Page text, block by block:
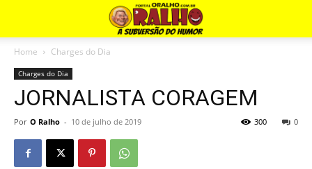
Home Charges do Dia
Charges do Dia
JORNALISTA CORAGEM
Por O Ralho - 10 de julho de 2019 0
300